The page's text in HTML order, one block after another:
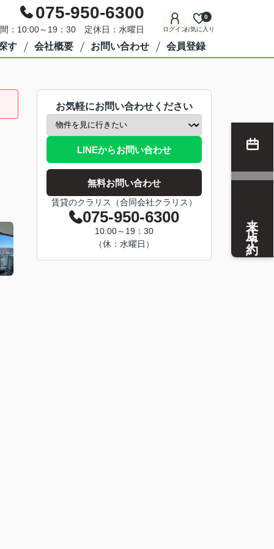
075-950-6300
：10:00～19：30 定休日：水曜日 ログインお気に入り
0
す 会社概要 お問い合わせ 会員登録
お気軽にお問い合わせください
LINEからお問い合わせ
無料お問い合わせ
賃貸のクラリス（合同会社クラリス）
075-950-6300
10:00～19：30
（休：水曜日）
来店予約